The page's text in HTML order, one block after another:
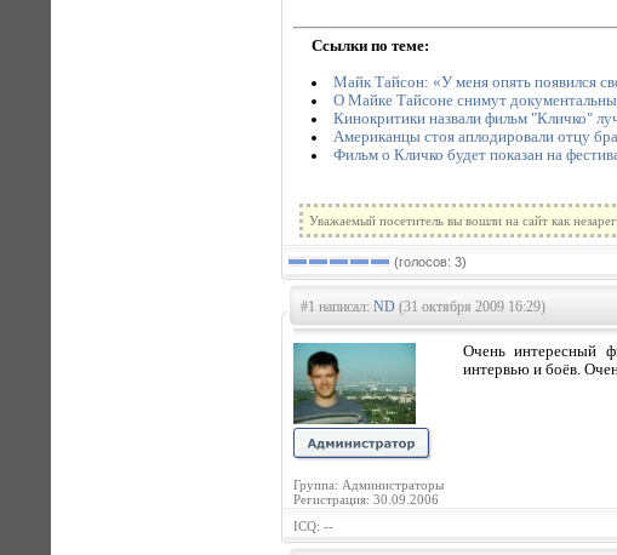
Ссылки по теме:
Майк Тайсон: «У меня опять появился
О Майке Тайсоне снимут
Кинокритики назвали фильм "Кличко"
Американцы стоя аплодировали отцу
Фильм о Кличко будет показан на
Уважаемый посетитель вы вошли на сайт как
(голосов: 3)
#1 написал: ND (31 октября 2009 16:29)
Группа: Администраторы
Регистрация: 30.09.2006
Очень интересный
интервью и боёв.
ICQ: --